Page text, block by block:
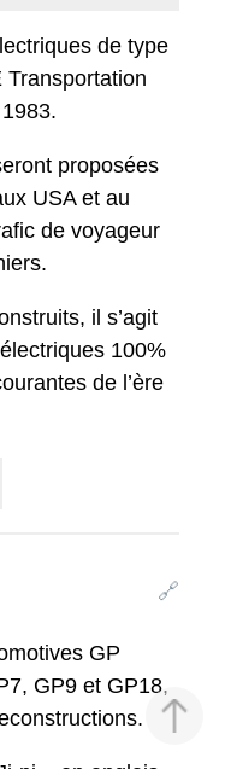
de type
Transportation
proposées
USA et au
de voyageur
il s’agit
100%
de l’ère
🔗
GP
GP9 et GP18,